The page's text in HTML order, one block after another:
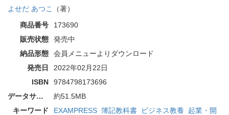
よせだ あつこ
（著）
商品番号
173690
販売状態
発売中
納品形態
会員メニューよりダウンロード
発売日
2022年02月22日
ISBN
9784798173696
データサイズ
約51.5MB
キーワード
EXAMPRESS 簿記教科書 ビジネス教養
起業・開